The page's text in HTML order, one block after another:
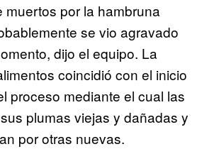
muertos por la hambruna
se vio agravado
dijo el equipo. La
coincidió con el inicio
proceso mediante el cual las
plumas viejas y dañadas y
por otras nuevas.